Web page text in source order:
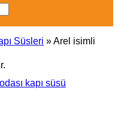
Süsleri »Arel isimli